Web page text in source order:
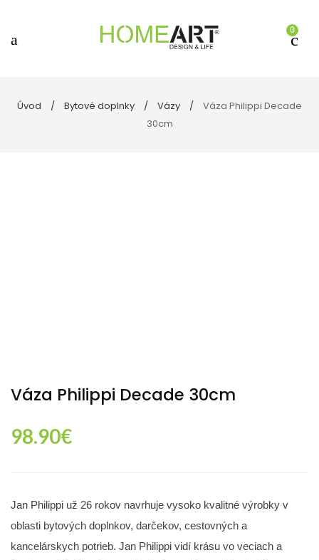
0
Úvod Bytové doplnky Vázy
Váza Philippi Decade
30cm
Váza Philippi Decade 30cm
98.90€
Jan Philippi už 26 rokov navrhuje vysoko kvalitné výrobky v
oblasti bytových doplnkov, darčekov, cestovných a
kancelárskych potrieb. Jan Philippi vidí krásu vo veciach a